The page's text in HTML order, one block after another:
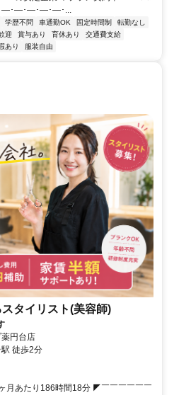
･―･―･―･―･...
学歴不問 車通勤OK 固定時間制
転勤なし
迎 賞与あり 育休あり
交通費支給
あり 服装自由
タイリスト(美容師)
円台店
徒歩2分
月あたり186時間18分 ◤￣￣￣￣￣￣